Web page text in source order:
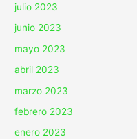
julio 2023
junio 2023
mayo 2023
abril 2023
marzo 2023
febrero 2023
enero 2023